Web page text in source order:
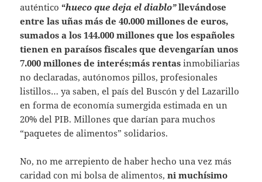
auténtico“hueco que deja el diablo”llevándose
entre las uñas más de 40.000 millones de euros,
sumados a los 144.000 millones que los españoles
tienen en paraísos fiscales que devengarían unos
7.000 millones de interés;más rentasinmobiliarias
no declaradas, autónomos pillos, profesionales
listillos… ya saben, el país del Buscón y del Lazarillo
en forma de economía sumergida estimada en un
20% del PIB. Millones que darían para muchos
“paquetes de alimentos” solidarios.
No, no me arrepiento de haber hecho una vez más
caridad con mi bolsa de alimentos,ni muchísimo